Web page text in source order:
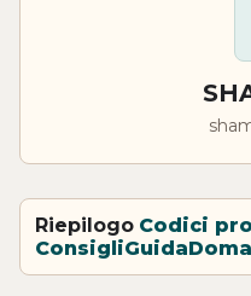
Riepilogo Codici
ConsigliGuida